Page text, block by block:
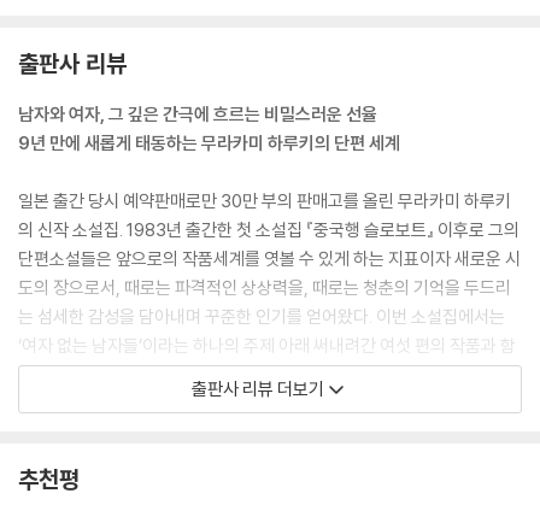
졌어. 아래 절반은 바다에 잠겨 있고. ‘저건 달처럼 보이지만 실은 얼음으로
되어 있고, 두께는 한 이십 센티미터쯤이야.’ 아키가 내게 알려줘. ‘그래서
아침이 와서 해가 뜨면 녹아버려. 이렇게 바라볼 수 있는 동안 잘 봐두는 게
그녀의 마음이 움직이면 내 마음도 따라서 당겨집니다. 로프로 이어진 두
척의 보트처럼. 줄을 끊으려 해도 그걸 끊어낼 칼 같은 것은 어디에도 없어
요. 이런 건 지금까지 한 번도 맛본 적 없는 감정입니다. 그게 나를 불안하
게 만들어요. 이대로 점점 그리움이 깊어지면 나는 대체 어떻게 될까 하고.
_「독립기관」, 145~146쪽
사랑한다는 것은 원래 그런 것이다. 자기 마음을 컨트롤할 수 없고, 그래서
불합리한 힘에 휘둘리는 기분이 든다. _「독립기관」, 146쪽
열일곱 살의 내가 그의 어떤 점에 그토록 깊이 빠졌었는지, 그것조차 잘 생
출판사 리뷰
남자와 여자, 그 깊은 간극에 흐르는 비밀스러운 선율
9년 만에 새롭게 태동하는 무라카미 하루키의 단편 세계
일본 출간 당시 예약판매로만 30만 부의 판매고를 올린 무라카미 하루키
의 신작 소설집. 1983년 출간한 첫 소설집 『중국행 슬로보트』 이후로 그의
단편소설들은 앞으로의 작품세계를 엿볼 수 있게 하는 지표이자 새로운 시
도의 장으로서, 때로는 파격적인 상상력을, 때로는 청춘의 기억을 두드리
는 섬세한 감성을 담아내며 꾸준한 인기를 얻어왔다. 이번 소설집에서는
‘여자 없는 남자들’이라는 하나의 주제 아래 써내려간 여섯 편의 작품과 함
께, 프란츠 카프카의 걸작 『변신』의 독특한 오마주 「사랑하는 잠자」를 만나
쿄 기담집』 이후 9년 만이다. 그사이 하루키 월드의 집대성으로 평가되는
출판사 리뷰 더보기
추천평